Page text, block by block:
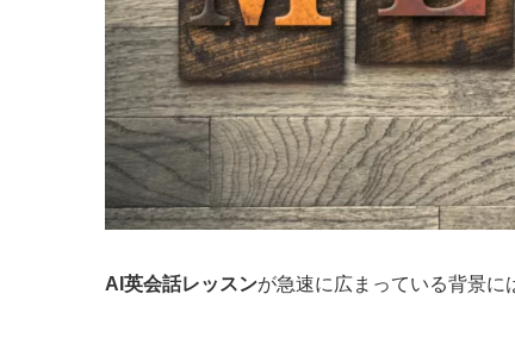
AI英会話レッスンが急速に広まっている背景に